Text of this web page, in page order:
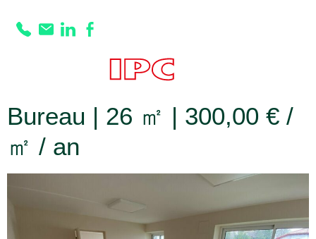
Prestation :
de bureaux :2
Bureau | 26 ㎡ | 300,00 € /
㎡ / an